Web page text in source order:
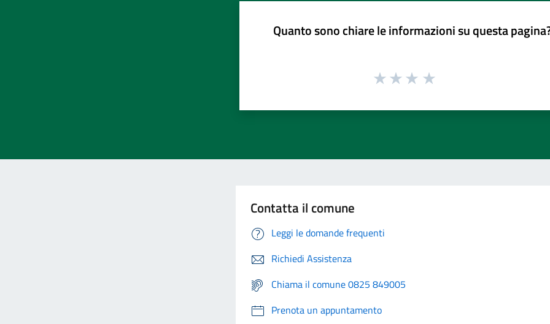
Quanto sono chiare le informazioni su questa
Contatta il comune
Leggi le domande frequenti
Richiedi Assistenza
Chiama il comune 0825 849005
Prenota un appuntamento